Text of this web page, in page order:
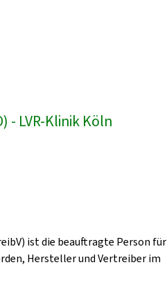
- LVR-Klinik Köln
ist die beauftragte Person für
Hersteller und Vertreiber im